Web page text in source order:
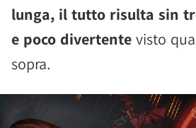
lunga, il tutto risulta sin
e poco divertente visto
sopra.